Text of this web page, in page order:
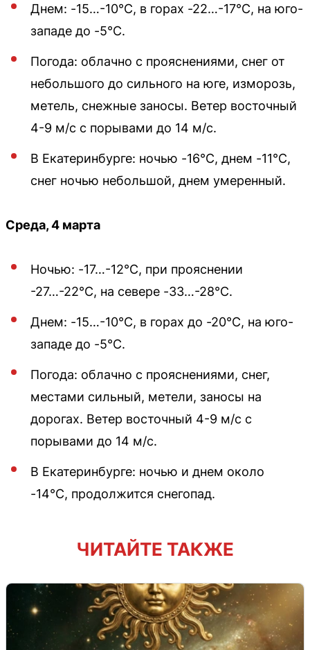
Днем: -15…-10°С, в горах -22…-17°С, на юго-
западе до -5°С.
Погода: облачно с прояснениями, снег от
небольшого до сильного на юге, изморозь,
метель, снежные заносы. Ветер восточный
4-9 м/с с порывами до 14 м/с.
В Екатеринбурге: ночью -16°С, днем -11°С,
снег ночью небольшой, днем умеренный.
Среда, 4 марта
Ночью: -17…-12°С, при прояснении
-27…-22°С, на севере -33…-28°С.
Днем: -15…-10°С, в горах до -20°С, на юго-
западе до -5°С.
Погода: облачно с прояснениями, снег,
местами сильный, метели, заносы на
дорогах. Ветер восточный 4-9 м/с с
порывами до 14 м/с.
В Екатеринбурге: ночью и днем около
-14°С, продолжится снегопад.
ЧИТАЙТЕ ТАКЖЕ